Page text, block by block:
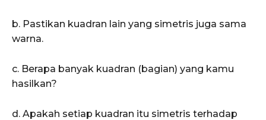
b. Pastikan kuadran lain yang simetris juga sama
warna.
c. Berapa banyak kuadran (bagian) yang kamu
hasilkan?
d. Apakah setiap kuadran itu simetris terhadap